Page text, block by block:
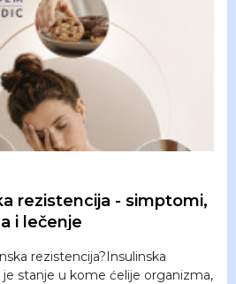
rezistencija - simptomi,
i lečenje
rezistencija?Insulinska
je stanje u kome ćelije organizma,